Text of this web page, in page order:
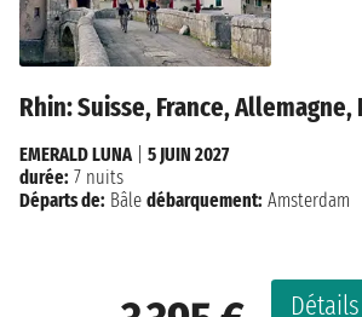
Rhin: Suisse, France, Allemagne,
Détails
EMERALD LUNA| 5 JUIN 2027
durée: 7 nuits
Départs de: Bâle débarquement: Amsterdam